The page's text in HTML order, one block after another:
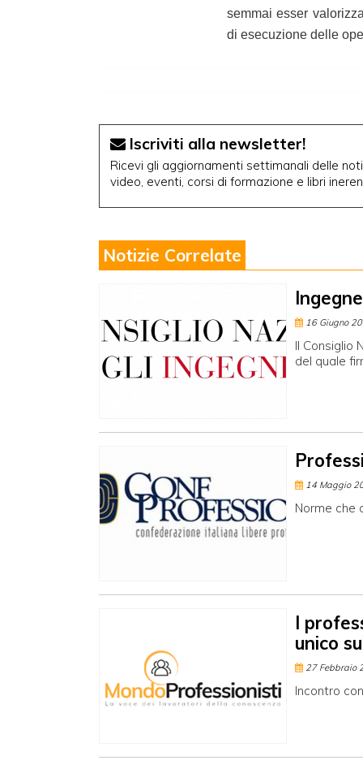
semmai esser
di esecuzione delle
Iscriviti alla newsletter!
Ricevi gli aggiornamenti settimanali delle
video, eventi, corsi di formazione e libri
Notizie Correlate
16 Giugno
Il Consiglio
del quale
14 Maggio
Norme che
I
unico
27 Febbraio
Incontro